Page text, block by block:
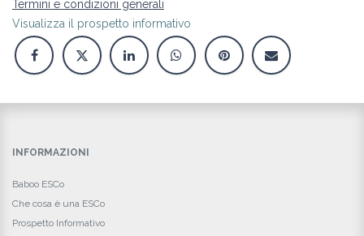
Termini e condizioni generali
Visualizza il prospetto informativo
INFORMAZIONI
Baboo ESCo
Che cosa è una ESCo
Prospetto Informativo